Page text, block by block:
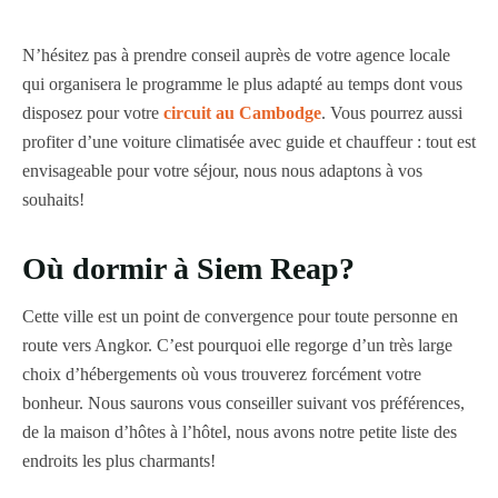
N’hésitez pas à prendre conseil auprès de votre agence locale
qui organisera le programme le plus adapté au temps dont vous
disposez pour votre circuit au Cambodge. Vous pourrez aussi
profiter d’une voiture climatisée avec guide et chauffeur : tout est
envisageable pour votre séjour, nous nous adaptons à vos
souhaits!
Où dormir à Siem Reap?
Cette ville est un point de convergence pour toute personne en
route vers Angkor. C’est pourquoi elle regorge d’un très large
choix d’hébergements où vous trouverez forcément votre
bonheur. Nous saurons vous conseiller suivant vos préférences,
de la maison d’hôtes à l’hôtel, nous avons notre petite liste des
endroits les plus charmants!